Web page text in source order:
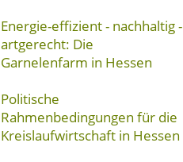
Energie-effizient - nachhaltig -
artgerecht: Die
Garnelenfarm in Hessen
Politische
Rahmenbedingungen für die
Kreislaufwirtschaft in Hessen